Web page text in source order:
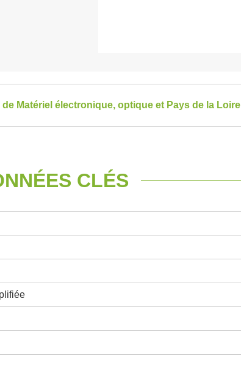
Matériel électronique, optique et Pays de la Loire
CLÉS